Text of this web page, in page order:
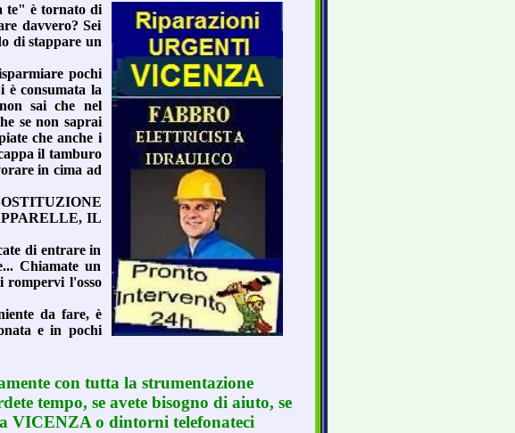
te" è tornato di
davvero? Sei
di stappare un
pochi
è consumata la
sai che nel
se non saprai
che anche i
il tamburo
in cima ad
IL
di entrare in
Chiamate un
rompervi l'osso
da fare, è
e in pochi
con tutta la strumentazione
tempo, se avete bisogno di aiuto, se
a VICENZA o dintorni telefonateci